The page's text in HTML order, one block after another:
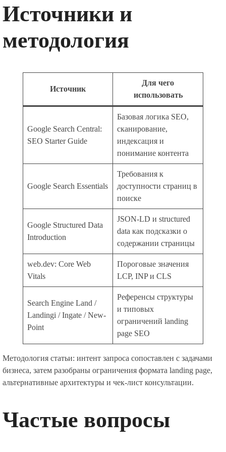
Источники и
методология
Источник
Для чего
использовать
Google Search Central:
SEO Starter Guide
Базовая логика SEO,
сканирование,
индексация и
понимание контента
Google Search Essentials
Требования к
доступности страниц в
поиске
Google Structured Data
Introduction
JSON-LD и structured
data как подсказки о
содержании страницы
web.dev: Core Web
Vitals
Пороговые значения
LCP, INP и CLS
Search Engine Land /
Landingi / Ingate / New-
Point
Референсы структуры
и типовых
ограничений landing
page SEO
Методология статьи: интент запроса сопоставлен с задачами
бизнеса, затем разобраны ограничения формата landing page,
альтернативные архитектуры и чек-лист консультации.
Частые вопросы